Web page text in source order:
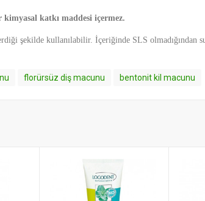
katkı maddesi içermez.
şekilde kullanılabilir. İçeriğinde SLS olmadığından
florürsüz diş macunu bentonit kil macunu